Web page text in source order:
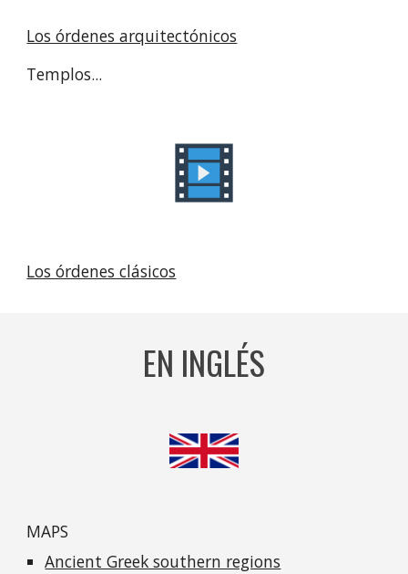
Los órdenes arquitectónicos
Templos...
Los órdenes clásicos
EN INGLÉS
MAPS
Ancient Greek southern regions